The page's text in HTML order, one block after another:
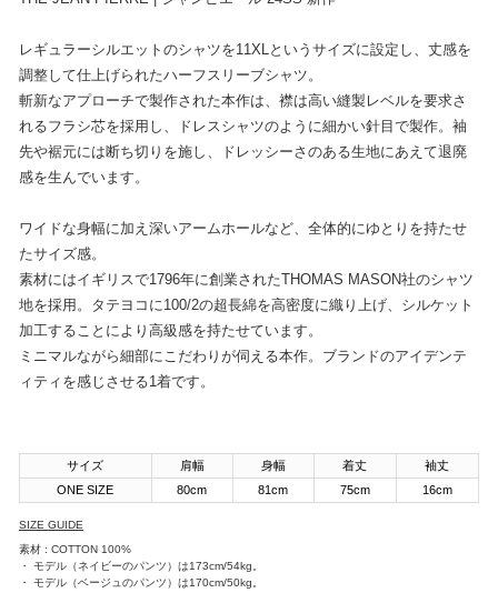
レギュラーシルエットのシャツを11XLというサイズに設定し、丈感を
調整して仕上げられたハーフスリーブシャツ。
斬新なアプローチで製作された本作は、襟は高い縫製レベルを要求さ
れるフラシ芯を採用し、ドレスシャツのように細かい針目で製作。袖
先や裾元には断ち切りを施し、ドレッシーさのある生地にあえて退廃
感を生んでいます。
ワイドな身幅に加え深いアームホールなど、全体的にゆとりを持たせ
たサイズ感。
素材にはイギリスで1796年に創業されたTHOMAS MASON社のシャツ
地を採用。タテヨコに100/2の超長綿を高密度に織り上げ、シルケット
加工することにより高級感を持たせています。
ミニマルながら細部にこだわりが伺える本作。ブランドのアイデンテ
ィティを感じさせる1着です。
サイズ 肩幅 身幅 着丈
袖丈
ONE SIZE
80cm 81cm 75cm 16cm
SIZE GUIDE
素材 : COTTON 100%
・ モデル（ネイビーのパンツ）は173cm/54kg。
・ モデル（ベージュのパンツ）は170cm/50kg。